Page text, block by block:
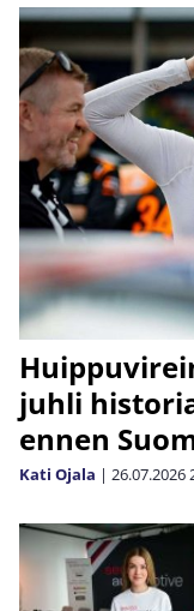
juhli
ennen
Kati Ojala | 26.07.2026